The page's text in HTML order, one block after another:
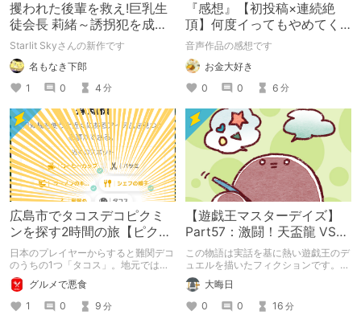
攫われた後輩を救え!巨乳生
徒会長 莉緒～誘拐犯を成敗
して学園に秩序を!～【体験
版】
Starlit Skyさんの新作です
名もなき下郎
1
0 4 分
『感想』【初投稿×連続絶
頂】何度イってもやめてく
れない嫉妬彼氏に激責めさ
れて堕とされる。
音声作品の感想です
お金大好き
0
0 6 分
広島市でタコスデコピクミ
ンを探す2時間の旅【ピクミ
ンブルーム / Pikmin
Bloom】
日本のプレイヤーからすると難関デコ
のうちの1つ「タコス」。地元では見
つけられなかった男が広島で探す旅を
お送りします。ねくすと5月のテーマ
「お出かけの記録」。
グルメで悪食
1
0 9 分
【遊戯王マスターデイズ】
Part57：激闘！天盃龍 VS
千年D【架空デュエル】
この物語は実話を基に熱い遊戯王のデ
ュエルを描いたフィクションです。
（自分用メモ：2025-05-14）
大晦日
0
0 16 分